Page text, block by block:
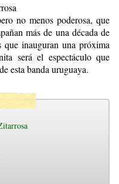
no menos poderosa, que
más de una década de
inauguran una próxima
será el espectáculo que
esta banda uruguaya.